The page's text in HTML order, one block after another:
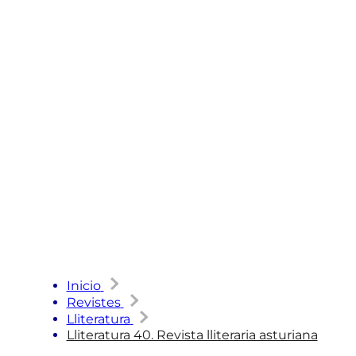
Inicio
Revistes
Lliteratura
Lliteratura 40. Revista lliteraria asturiana